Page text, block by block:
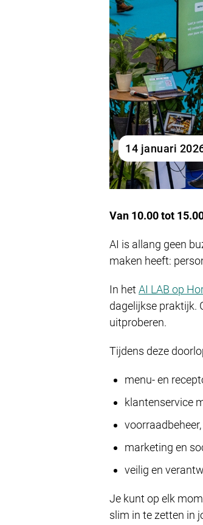
14 januari
Van 10.00 tot
AI is allang geen
maken heeft:
In het AI LAB op
dagelijkse praktijk.
uitproberen.
Tijdens deze
menu- en
klantenservice
marketing en
veilig en
Je kunt op elk
slim in te zetten in